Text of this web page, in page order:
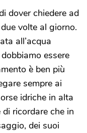
dover chiedere ad
volte al giorno.
all’acqua
essere
è ben più
sempre ai
idriche in alta
di ricordare che in
dei suoi